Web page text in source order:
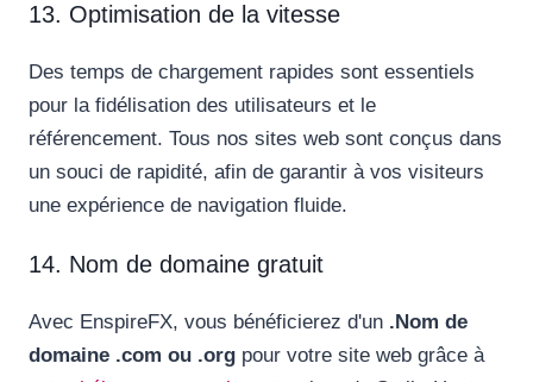
13. Optimisation de la vitesse
Des temps de chargement rapides sont essentiels
pour la fidélisation des utilisateurs et le
référencement. Tous nos sites web sont conçus dans
un souci de rapidité, afin de garantir à vos visiteurs
une expérience de navigation fluide.
14. Nom de domaine gratuit
Avec EnspireFX, vous bénéficierez d'un .Nom de
domaine .com ou .org pour votre site web grâce à